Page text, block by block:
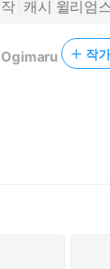
캐시 윌리엄
작